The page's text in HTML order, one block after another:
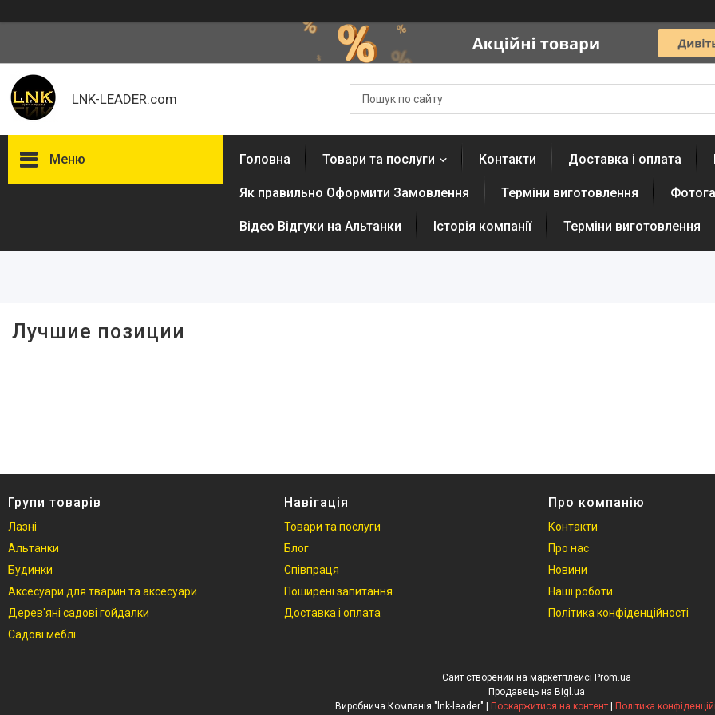
LNK-LEADER.com
Меню
Товари та послуги
Головна Товари та послуги Контакти Доставка і оплата
Як правильно Оформити Замовлення Терміни виготовлення
Відео Відгуки на Альтанки Історія компанії Терміни виготовлення
Лучшие позиции
Групи товарів
Лазні
Альтанки
Будинки
Аксесуари для тварин та аксесуари
Дерев'яні садові гойдалки
Садові меблі
Навігація
Товари та послуги
Блог
Співпраця
Поширені запитання
Доставка і оплата
Про компанію
Контакти
Про нас
Новини
Наші роботи
Політика конфіденційності
Сайт створений на маркетплейсі Prom.ua
Продавець на Bigl.ua
Поскаржитися на контент Політика